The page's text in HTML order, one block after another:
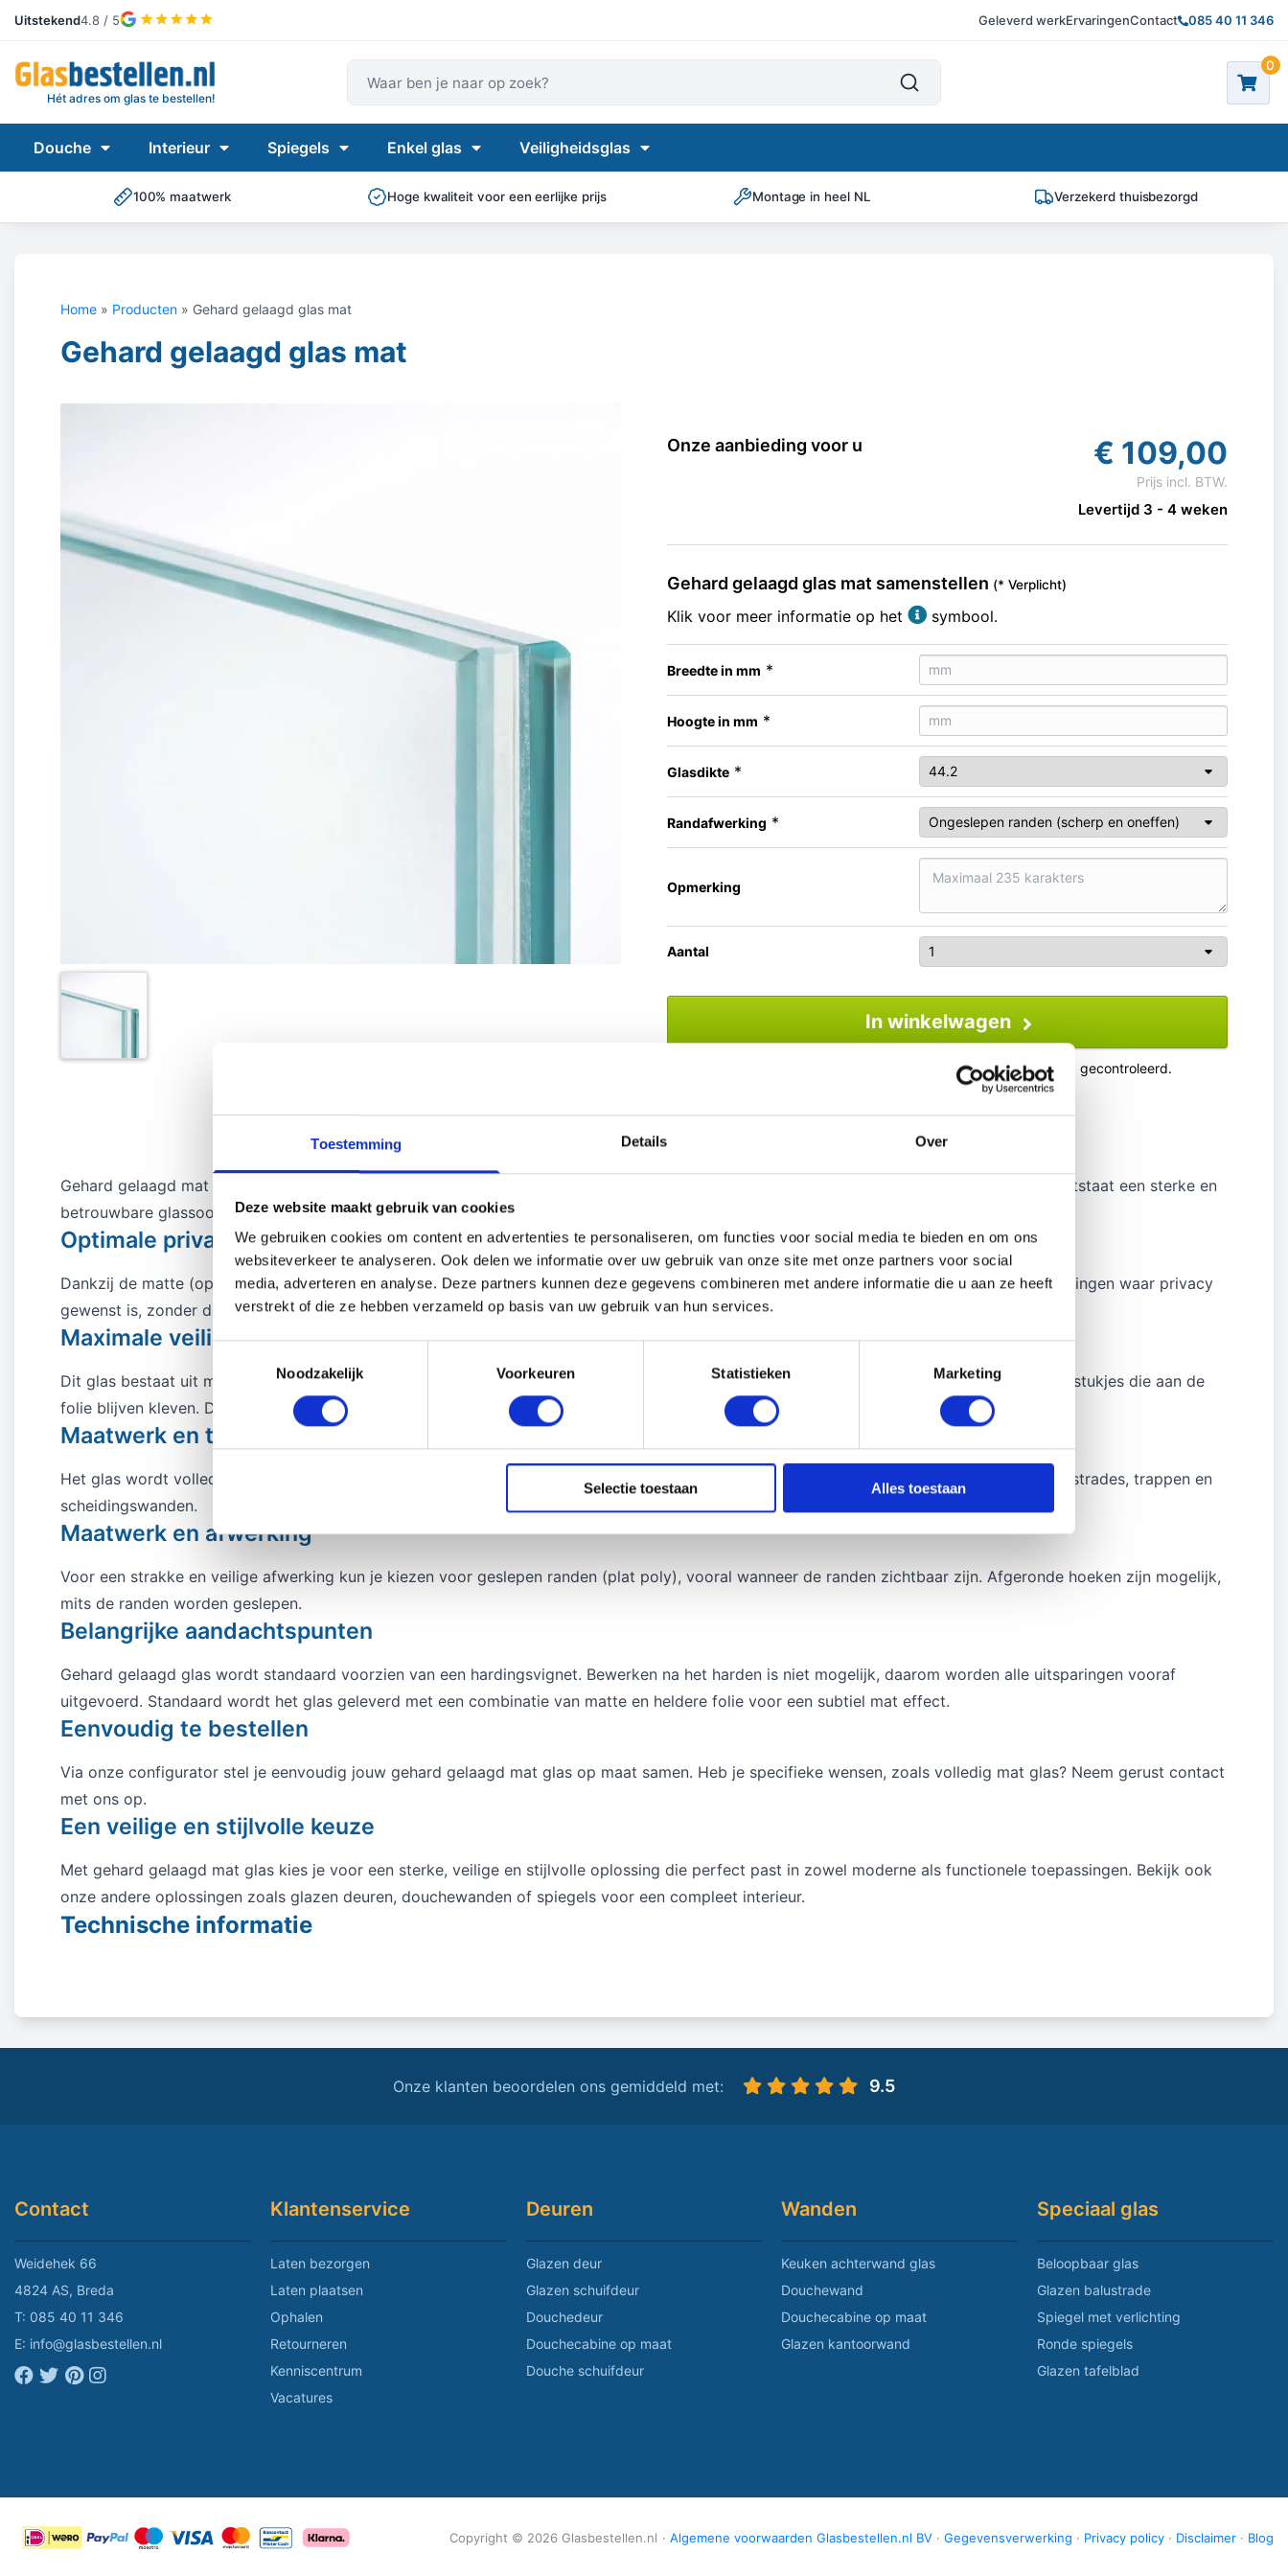
Toestemming Details Over
Deze website maakt gebruik van cookies
We gebruiken cookies om content en advertenties te personaliseren, om functies voor social media te bieden en om ons
websiteverkeer te analyseren. Ook delen we informatie over uw gebruik van onze site met onze partners voor social
media, adverteren en analyse. Deze partners kunnen deze gegevens combineren met andere informatie die u aan ze heeft
verstrekt of die ze hebben verzameld op basis van uw gebruik van hun services.
Noodzakelijk
Voorkeuren Statistieken Marketing
Selectie toestaan Alles toestaan
Uitstekend4.8 / 5 Geleverd werkErvaringenContact 085 40 11 346
Hét adres om glas te bestellen!
0
Waar ben je naar op zoek?
Douche Interieur Spiegels Enkel glas Veiligheidsglas
100% maatwerk Hoge kwaliteit voor een eerlijke prijs Montage in heel NL Verzekerd thuisbezorgd
Home » Producten » Gehard gelaagd glas mat
Gehard gelaagd glas mat
Onze aanbieding voor u € 109,00
Prijs incl. BTW.
Levertijd 3 - 4 weken
Gehard gelaagd glas mat samenstellen (* Verplicht)
Klik voor meer informatie op het symbool.
Breedte in mm *
Hoogte in mm *
Glasdikte *
Randafwerking *
Opmerking
Aantal
In winkelwagen
Uw bestelling wordt op juistheid en volledigheid gecontroleerd.
Gehard gelaagd mat glas combineert privacy met de hoogste mate van veiligheid. Door de combinatie van gehard glas en gelaagd glas ontstaat een sterke en
betrouwbare glassoort die geschikt is voor veeleisende toepassingen.
Optimale privacy en lichtinval
Dankzij de matte (opaal) folie tussen de glaslagen laat dit glas wel licht door, maar voorkomt het inkijk. Hierdoor is het ideaal voor toepassingen waar privacy
gewenst is, zonder dat de ruimte donker wordt.
Maximale veiligheid en sterkte
Dit glas bestaat uit meerdere geharde glasplaten met daartussen sterke folielagen (PVB). Bij breuk valt het glas uiteen in kleine, onscherpe stukjes die aan de
folie blijven kleven. Dit maakt het bijzonder geschikt voor toepassingen zoals een glazen balustrade, trapafscheiding of doorvalbeveiliging.
Maatwerk en toepassingen
Het glas wordt volledig op maat gemaakt en is leverbaar in verschillende samenstellingen, zoals 44.2. Veelgebruikte toepassingen zijn balustrades, trappen en
scheidingswanden.
Maatwerk en afwerking
Voor een strakke en veilige afwerking kun je kiezen voor geslepen randen (plat poly), vooral wanneer de randen zichtbaar zijn. Afgeronde hoeken zijn mogelijk,
mits de randen worden geslepen.
Belangrijke aandachtspunten
Gehard gelaagd glas wordt standaard voorzien van een hardingsvignet. Bewerken na het harden is niet mogelijk, daarom worden alle uitsparingen vooraf
uitgevoerd. Standaard wordt het glas geleverd met een combinatie van matte en heldere folie voor een subtiel mat effect.
Eenvoudig te bestellen
Via onze configurator stel je eenvoudig jouw gehard gelaagd mat glas op maat samen. Heb je specifieke wensen, zoals volledig mat glas? Neem gerust contact
met ons op.
Een veilige en stijlvolle keuze
Met gehard gelaagd mat glas kies je voor een sterke, veilige en stijlvolle oplossing die perfect past in zowel moderne als functionele toepassingen. Bekijk ook
onze andere oplossingen zoals glazen deuren, douchewanden of spiegels voor een compleet interieur.
Technische informatie
Onze klanten beoordelen ons gemiddeld met: 9.5
Contact
Weidehek 66
4824 AS, Breda
T: 085 40 11 346
E: info@glasbestellen.nl
Klantenservice
Laten bezorgen
Laten plaatsen
Ophalen
Retourneren
Kenniscentrum
Vacatures
Deuren
Glazen deur
Glazen schuifdeur
Douchedeur
Douchecabine op maat
Douche schuifdeur
Wanden
Keuken achterwand glas
Douchewand
Douchecabine op maat
Glazen kantoorwand
Speciaal glas
Beloopbaar glas
Glazen balustrade
Spiegel met verlichting
Ronde spiegels
Glazen tafelblad
Copyright © 2026 Glasbestellen.nl · Algemene voorwaarden Glasbestellen.nl BV · Gegevensverwerking · Privacy policy · Disclaimer · Blog